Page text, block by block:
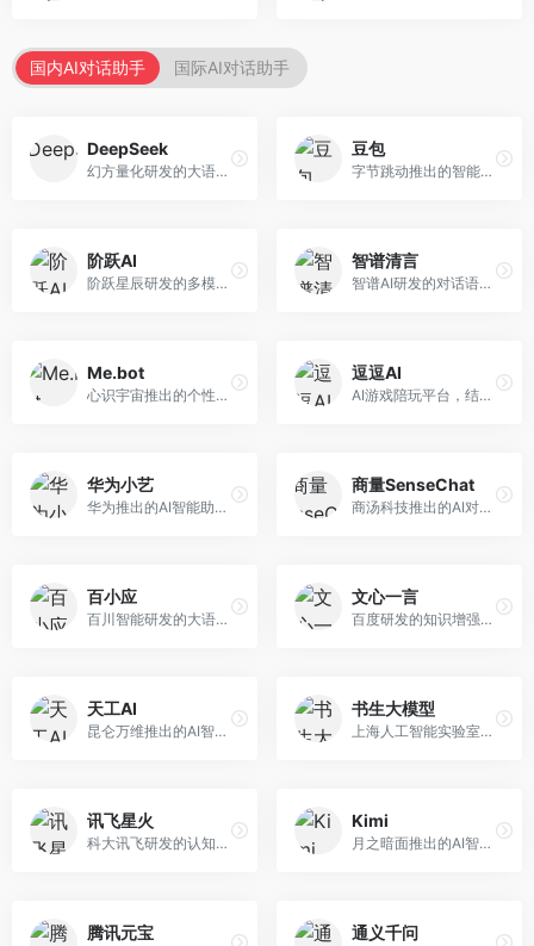
国内AI对话助手 国际AI对话助手
DeepSeek
幻方量化研发的大语言模型平台，专注于深度推理和代码生成能力。面向开发者、研究人员和技术爱好者，提供强大的逻辑推理和数学计算功能，开源生态完善，API接口友好。
豆包
字节跳动推出的智能对话助手平台，提供文本创作、知识问答、英语学习等多种AI服务。面向普通用户和内容创作者，支持多轮对话和文件解析，免费使用，响应速度快，中文理解能力强。
阶跃AI
阶跃星辰研发的多模态大模型平台，支持文本、图像、视频的综合理解与生成。面向创作者和企业客户，提供内容创作、智能分析等服务，多模态能力突出。
智谱清言
智谱AI研发的对话语言模型，支持中英双语交互。面向中文用户和开发者，提供知识问答、代码编写、文档解读等服务，开源生态完善，学术研究背景深厚。
Me.bot
心识宇宙推出的个性化AI伴侣，专注于情感交互和个人助理服务。面向个人用户，支持日程管理、情感陪伴、知识问答等功能，交互体验人性化。
逗逗AI
AI游戏陪玩平台，结合游戏理解和自然语言交互技术。面向游戏玩家，提供游戏攻略、陪玩互动、社交聊天等服务，游戏知识丰富，互动体验有趣。
华为小艺
华为推出的AI智能助手网页端，深度整合鸿蒙生态和华为云服务。面向华为设备用户，支持语音交互、智能问答、设备控制等功能，与华为硬件生态无缝衔接。
商量SenseChat
商汤科技推出的AI对话平台，结合计算机视觉和自然语言处理技术。面向企业用户和开发者，支持多模态交互，视觉理解能力强，适合智能客服和内容创作场景。
百小应
百川智能研发的大语言模型助手，专注于中文理解和生成。面向中文用户，提供知识问答、文本创作、代码辅助等服务，模型参数规模大，中文表达流畅自然。
文心一言
百度研发的知识增强大语言模型，深度融合百度知识图谱和搜索能力。面向中文用户，提供知识问答、文本创作、逻辑推理等服务，中文语境理解准确，知识覆盖面广。
天工AI
昆仑万维推出的AI智能助手，集成搜索、对话、创作等多种能力。面向普通用户和内容创作者，支持联网搜索、文本生成、图像理解等功能，响应速度快，免费使用。
书生大模型
上海人工智能实验室研发的开源大模型系列，支持多尺度和多模态。面向研究机构和开发者，开源生态完善，学术研究背景深厚，适合科研和定制开发。
讯飞星火
科大讯飞研发的认知智能大模型，深度融合语音识别和自然语言处理技术。面向企业用户和教育领域，提供语音交互、文档处理、代码生成等服务，中文语音识别准确率高。
Kimi
月之暗面推出的AI智能助手，核心优势在于超长文本处理能力，支持20万字以上文档分析。面向学术研究者、职场人士和内容创作者，提供文档解读、PPT生成、联网搜索等综合服务。
腾讯元宝 通义千问